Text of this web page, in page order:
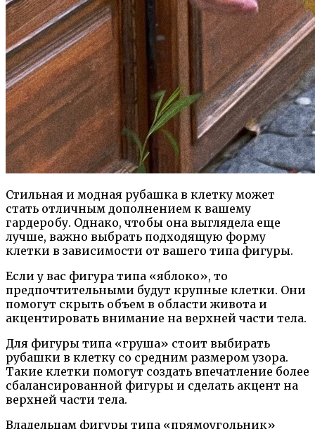
Стильная и модная рубашка в клетку может
стать отличным дополнением к вашему
гардеробу. Однако, чтобы она выглядела еще
лучше, важно выбрать подходящую форму
клетки в зависимости от вашего типа фигуры.
Если у вас фигура типа «яблоко», то
предпочтительными будут крупные клетки. Они
помогут скрыть объем в области живота и
акцентировать внимание на верхней части тела.
Для фигуры типа «груша» стоит выбирать
рубашки в клетку со средним размером узора.
Такие клетки помогут создать впечатление более
сбалансированной фигуры и сделать акцент на
верхней части тела.
Владельцам фигуры типа «прямоугольник»